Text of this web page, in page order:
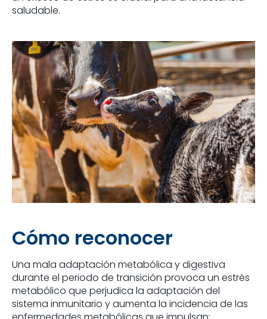
saludable.
Cómo reconocer
Una mala adaptación metabólica y digestiva
durante el periodo de transición provoca un estrés
metabólico que perjudica la adaptación del
sistema inmunitario y aumenta la incidencia de las